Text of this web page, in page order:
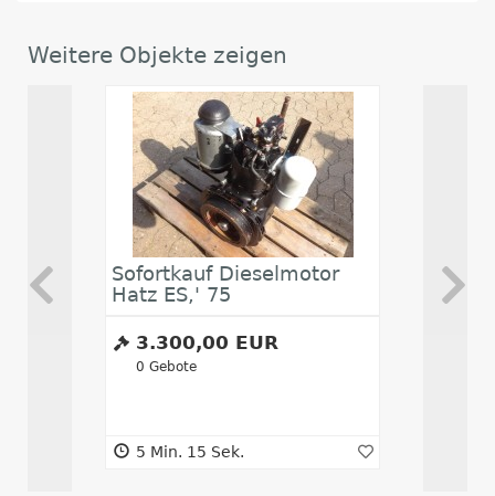
Weitere Objekte zeigen
Sofortkauf Dieselmotor
Hatz ES,' 75
3.300,00 EUR
0 Gebote
5 Min. 15 Sek.